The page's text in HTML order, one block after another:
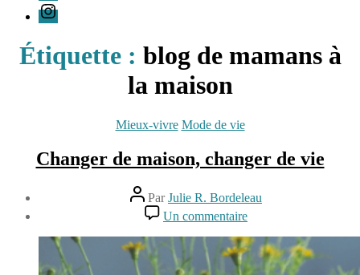
I
Étiquette : blog de mamans à
la maison
Catégories
Mieux-vivre Mode de vie
Changer de maison, changer de vie
Auteur
de
l’article
ParJulie R. Bordeleau
l’article
juin
2016
Un commentaire
Changer
de
maison,
changer